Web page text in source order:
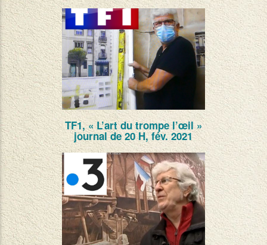
TF1, « L’art du trompe l’œil »
journal de 20 H, fév. 2021